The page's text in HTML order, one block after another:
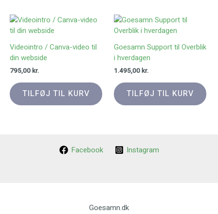
Videointro / Canva-video til
din webside
795,00kr.
TILFØJ TIL KURV
Goesamn Support til Overblik
i hverdagen
1.495,00kr.
TILFØJ TIL KURV
Facebook Instagram
Goesamn.dk